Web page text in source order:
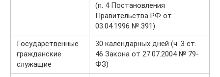
(п. 4 Постановления
Правительства РФ от
03.04.1996 № 391)
Государственные
гражданские
служащие
30 календарных дней (ч. 3 ст.
46 Закона от 27.07.2004 № 79-
ФЗ)